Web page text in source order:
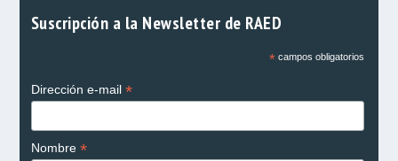
Suscripción a la Newsletter de RAED
*campos obligatorios
Dirección e-mail *
Nombre *